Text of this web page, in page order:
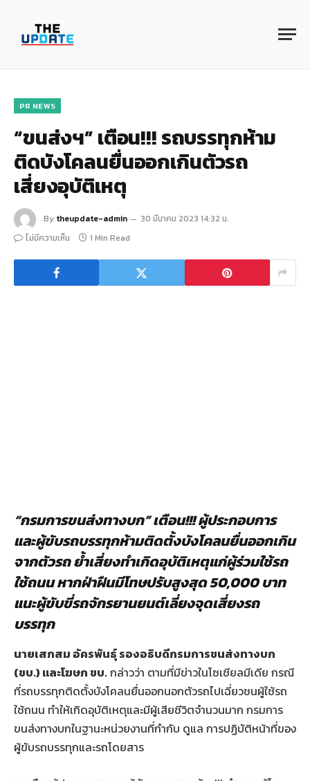
PR NEWS
“ขนส่งฯ” เตือน!!! รถบรรทุกห้าม
ติดบังโคลนยื่นออกเกินตัวรถ
เสี่ยงอุบัติเหตุ
By theupdate-admin
30 มีนาคม 2023 14:32 น.
ไม่มีความเห็น
1 Min Read
“กรมการขนส่งทางบก” เตือน!!! ผู้ประกอบการ
และผู้ขับรถบรรทุกห้ามติดตั้งบังโคลนยื่นออกเกิน
จากตัวรถ ย้ำเสี่ยงทำเกิดอุบัติเหตุแก่ผู้ร่วมใช้รถ
ใช้ถนน หากฝ่าฝืนมีโทษปรับสูงสุด 50,000 บาท
แนะผู้ขับขี่รถจักรยานยนต์เลี่ยงจุดเสี่ยงรถ
บรรทุก
นายเสกสม อัครพันธุ์ รองอธิบดีกรมการขนส่งทางบก
(ขบ.) และโฆษก ขบ.กล่าวว่า ตามที่มีข่าวในโซเชียลมีเดีย กรณี
ที่รถบรรทุกติดตั้งบังโคลนยื่นออกนอกตัวรถไปเฉี่ยวชนผู้ใช้รถ
ใช้ถนน ทำให้เกิดอุบัติเหตุและมีผู้เสียชีวิตจำนวนมาก กรมการ
ขนส่งทางบกในฐานะหน่วยงานที่กำกับ ดูแล การปฏิบัติหน้าที่ของ
ผู้ขับรถบรรทุกและรถโดยสาร